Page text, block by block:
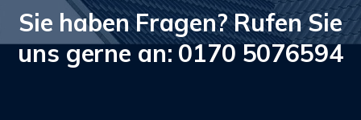
Sie haben Fragen? Rufen Sie
uns gerne an: 0170 5076594